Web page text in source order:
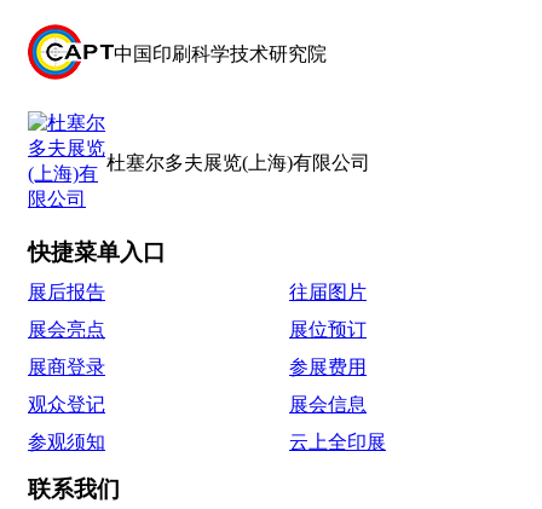
中国印刷科学技术研究院
杜塞尔多夫展览(上海)有限公司
快捷菜单入口
展后报告
往届图片
展会亮点
展位预订
展商登录
参展费用
观众登记
展会信息
参观须知
云上全印展
联系我们